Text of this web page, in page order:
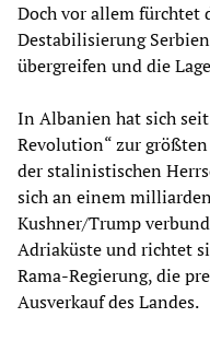
Doch vor allem fürchtet
Destabilisierung
übergreifen und die
In Albanien hat sich
Revolution“ zur
der stalinistischen
sich an einem
Kushner/Trump
Adriaküste und richtet
Rama-Regierung, die
Ausverkauf des Landes.